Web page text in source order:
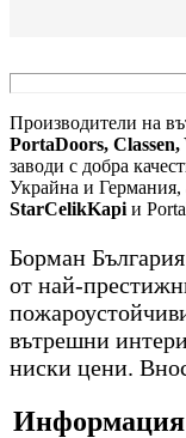
Производители на
PortaDoors, Classen,
заводи с добра
Украйна и Германия,
StarCelikKapi и
Борман
от най-
вътрешни
ниски цени.
Информация